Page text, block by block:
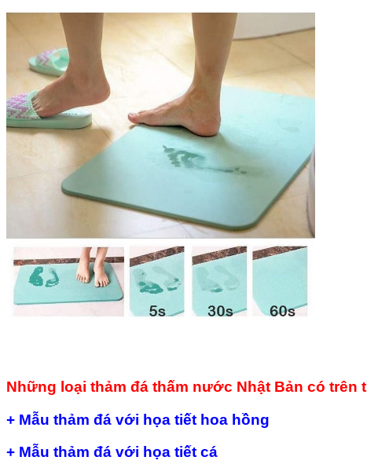
Những loại thảm đá thấm nước Nhật Bản có trên
+ Mẫu thảm đá với họa tiết hoa hồng
+ Mẫu thảm đá với họa tiết cá